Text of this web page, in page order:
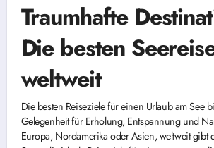
Traumhafte
Die besten
weltweit
Die besten Reiseziele für einen Urlaub am See
Gelegenheit für Erholung, Entspannung und
Europa, Nordamerika oder Asien, weltweit gibt